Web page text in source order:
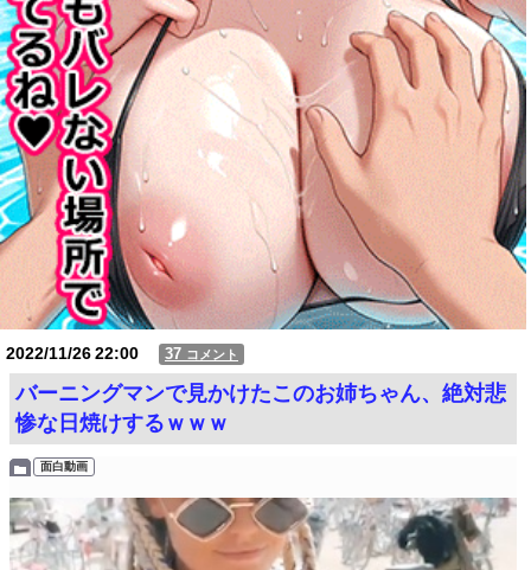
2022/11/2622:00 37 コメント
バーニングマンで見かけたこのお姉ちゃん、絶対悲
惨な日焼けするｗｗｗ
面白動画